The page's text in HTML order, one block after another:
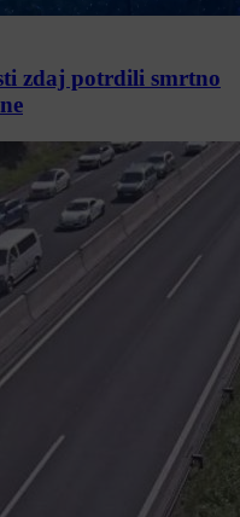
zdaj potrdili smrtno